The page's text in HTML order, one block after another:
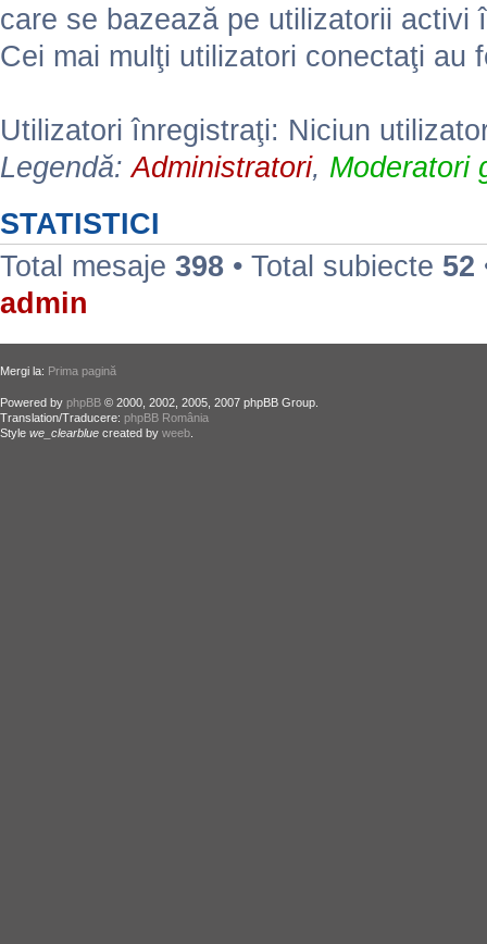
care se bazează pe utilizatorii activi
Cei mai mulţi utilizatori conectaţi au
Utilizatori înregistraţi: Niciun
Legendă:Administratori, Moderatori
STATISTICI
Total mesaje 398 • Total subiecte 52
admin
Mergi la: Prima pagină
Powered by phpBB © 2000, 2002, 2005, 2007 phpBB Group.
Translation/Traducere: phpBB România
Style we_clearblue created by weeb